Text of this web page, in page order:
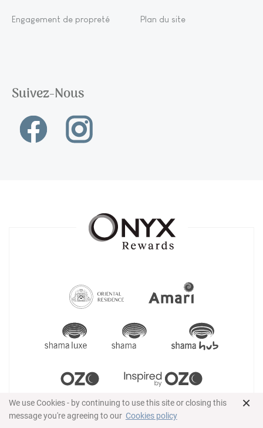
We use Cookies - by continuing to use this site or closing this
message you're agreeing to our Cookies policy
×
Engagement de propreté Plan du site
Suivez-Nous